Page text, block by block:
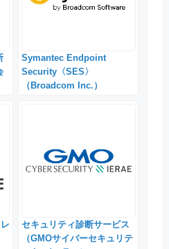
Symantec Endpoint
Security〈SES〉
（Broadcom Inc.）
セキュリティ診断サービス
（GMOサイバーセキュリテ